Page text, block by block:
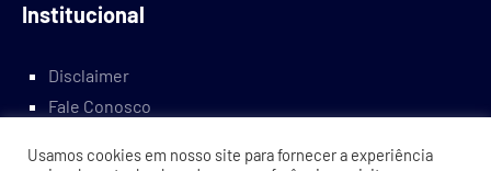
Institucional
Disclaimer
Fale Conosco
Usamos cookies em nosso site para fornecer a experiência